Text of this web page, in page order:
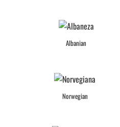
Albanian
Norwegian